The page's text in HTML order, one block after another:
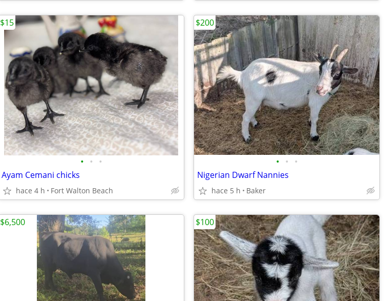
• • •
Ayam Cemani chicks
hace 4 h Fort Walton Beach
$15
• • •
Nigerian Dwarf Nannies
hace 5 h Baker
$200
$6,500 $100